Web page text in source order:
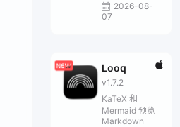
2026-08-
07
Looq
v1.7.2
KaTeX 和
Mermaid 预览
Markdown